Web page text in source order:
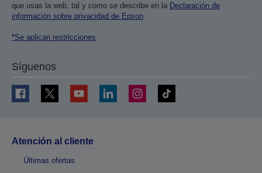
que usas la web, tal y como se describe en la Declaración de
información sobre privacidad de Epson.
*Se aplican restricciones
Síguenos
Atención al cliente
Últimas ofertas